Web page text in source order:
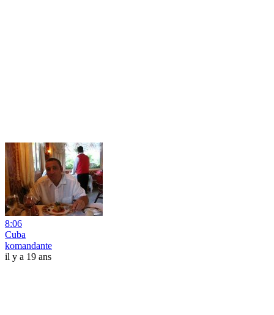
8:06
Cuba
komandante
il y a 19 ans